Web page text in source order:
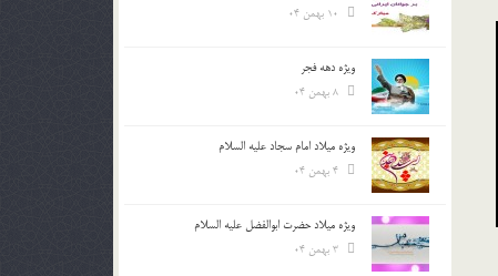
ویژه دهه فجر
ویژه میلاد امام سجاد علیه السلام
ویژه میلاد حضرت ابوالفضل علیه السلام